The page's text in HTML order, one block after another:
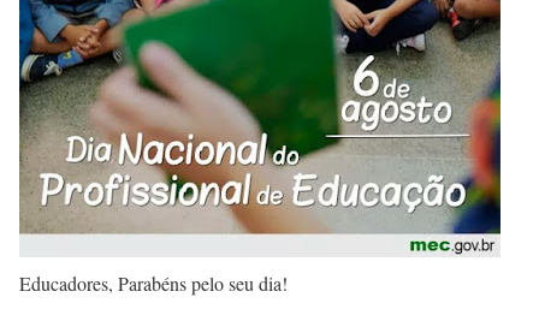
Educadores, Parabéns pelo seu dia!